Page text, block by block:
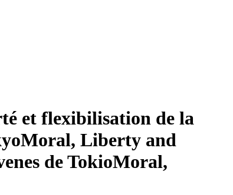
et flexibilisation de la
Moral, Liberty and
de TokioMoral,